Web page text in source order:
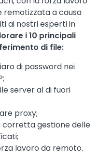
a causa
ai nostri esperti in
i 10 principali
di file:
di password nei
server al di fuori
proxy;
corretta gestione delle
lavoro da remoto.